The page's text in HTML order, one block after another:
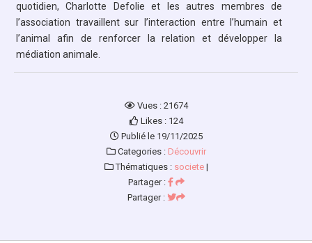
quotidien, Charlotte Defolie et les autres membres de
l’association travaillent sur l’interaction entre l’humain et
l’animal afin de renforcer la relation et développer la
médiation animale.
Vues : 21674
Likes : 124
Publié le 19/11/2025
Categories : Découvrir
Thématiques : societe|
Partager :
Partager :